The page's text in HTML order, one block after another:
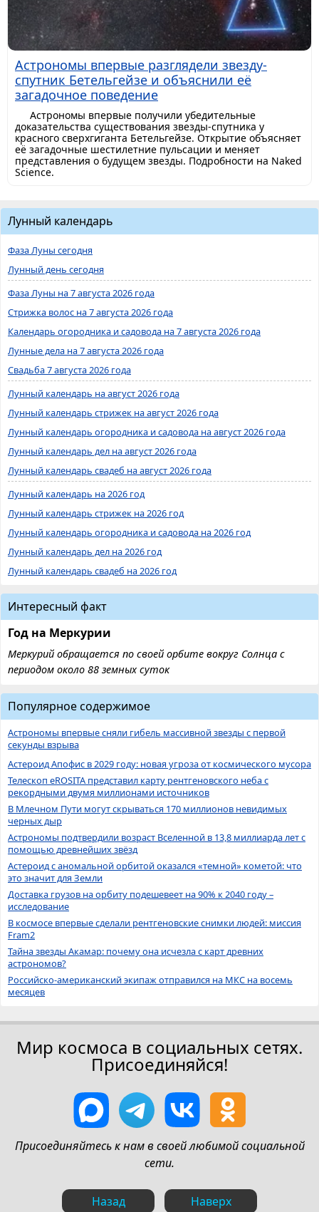
Астрономы впервые разглядели звезду-
спутник Бетельгейзе и объяснили её
загадочное поведение
Астрономы впервые получили убедительные
доказательства существования звезды-спутника у
красного сверхгиганта Бетельгейзе. Открытие объясняет
её загадочные шестилетние пульсации и меняет
представления о будущем звезды. Подробности на Naked
Science.
Лунный календарь
Фаза Луны сегодня
Лунный день сегодня
Фаза Луны на 7 августа 2026 года
Стрижка волос на 7 августа 2026 года
Календарь огородника и садовода на 7 августа 2026 года
Лунные дела на 7 августа 2026 года
Свадьба 7 августа 2026 года
Лунный календарь на август 2026 года
Лунный календарь стрижек на август 2026 года
Лунный календарь огородника и садовода на август 2026 года
Лунный календарь дел на август 2026 года
Лунный календарь свадеб на август 2026 года
Лунный календарь на 2026 год
Лунный календарь стрижек на 2026 год
Лунный календарь огородника и садовода на 2026 год
Лунный календарь дел на 2026 год
Лунный календарь свадеб на 2026 год
Интересный факт
Год на Меркурии
Меркурий обращается по своей орбите вокруг Солнца с
периодом около 88 земных суток
Популярное содержимое
Астрономы впервые сняли гибель массивной звезды с первой
секунды взрыва
Астероид Апофис в 2029 году: новая угроза от космического мусора
Телескоп eROSITA представил карту рентгеновского неба с
рекордными двумя миллионами источников
В Млечном Пути могут скрываться 170 миллионов невидимых
черных дыр
Астрономы подтвердили возраст Вселенной в 13,8 миллиарда лет с
помощью древнейших звёзд
Астероид с аномальной орбитой оказался «темной» кометой: что
это значит для Земли
Доставка грузов на орбиту подешевеет на 90% к 2040 году –
исследование
В космосе впервые сделали рентгеновские снимки людей: миссия
Fram2
Тайна звезды Акамар: почему она исчезла с карт древних
астрономов?
Российско-американский экипаж отправился на МКС на восемь
месяцев
Мир космоса в социальных сетях.
Присоединяйся!
Присоединяйтесь к нам в своей любимой социальной
сети.
Назад Наверх